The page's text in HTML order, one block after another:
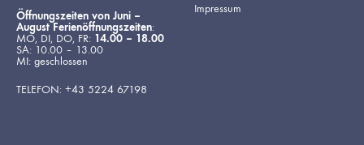
Öffnungszeiten von Juni –
August Ferienöffnungszeiten:
MO, DI, DO, FR: 14.00 – 18.00
SA: 10.00 – 13.00
MI: geschlossen
TELEFON: +43 5224 67198
Impressum